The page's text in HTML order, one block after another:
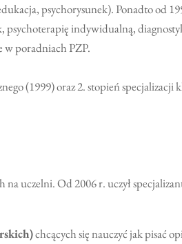
psychorysunek). Ponadto od
indywidualną,
w poradniach PZP.
(1999) oraz 2. stopień specjalizacji
uczelni. Od 2006 r. uczył
chcących się nauczyć jak pisać